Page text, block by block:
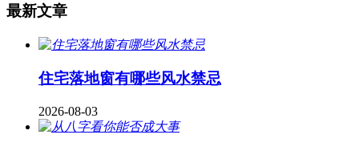
最新文章
住宅落地窗有哪些风水禁忌
2026-08-03